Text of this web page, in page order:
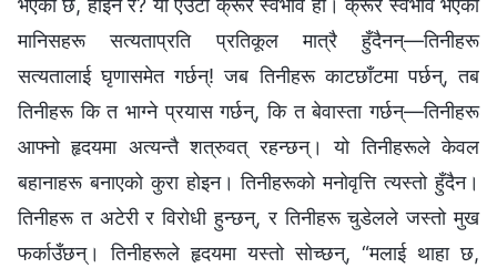
मानिसहरू सत्यताप्रति प्रतिकूल मात्रै हुँदैनन्—तिनीहरू
सत्यतालाई घृणासमेत गर्छन्! जब तिनीहरू काटछाँटमा पर्छन्, तब
तिनीहरू कि त भाग्‍ने प्रयास गर्छन्, कि त बेवास्ता गर्छन्—तिनीहरू
आफ्‍नो हृदयमा अत्यन्तै शत्रुवत्‌ रहन्छन्। यो तिनीहरूले केवल
बहानाहरू बनाएको कुरा होइन। तिनीहरूको मनोवृत्ति त्यस्तो हुँदैन।
तिनीहरू त अटेरी र विरोधी हुन्छन्, र तिनीहरू चुडेलले जस्तो मुख
फर्काउँछन्। तिनीहरूले हृदयमा यस्तो सोच्छन्, “मलाई थाहा छ,